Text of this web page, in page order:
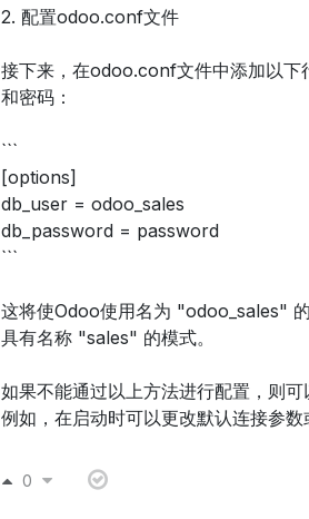
2. 配置odoo.conf文件
接下来，在odoo.conf文件中添加以下
和密码：
```
[options]
db_user = odoo_sales
db_password = password
```
这将使Odoo使用名为 "odoo_sales"
具有名称 "sales" 的模式。
如果不能通过以上方法进行配置，则
例如，在启动时可以更改默认连接参
0